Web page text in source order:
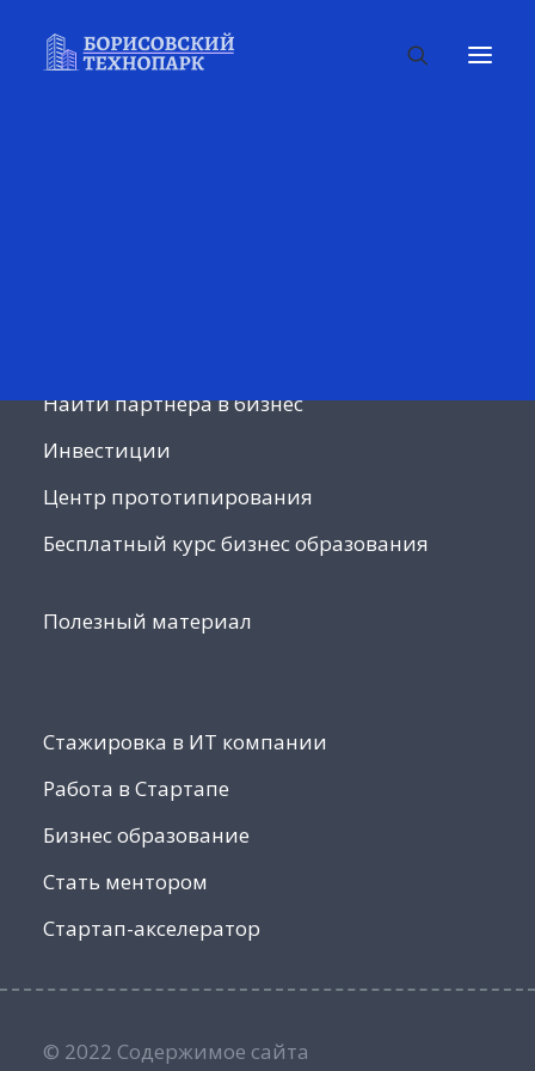
Найти партнера в бизнес
Инвестиции
Центр прототипирования
Бесплатный курс бизнес образования
Полезный материал
Стажировка в ИТ компании
Работа в Стартапе
Бизнес образование
Стать ментором
Стартап-акселератор
© 2022 Содержимое сайта